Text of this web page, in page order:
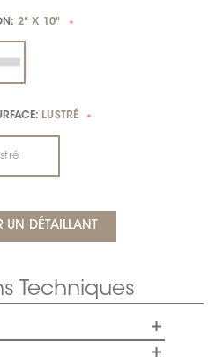
2" X 10" *
LUSTRÉ *
UN DÉTAILLANT
Techniques